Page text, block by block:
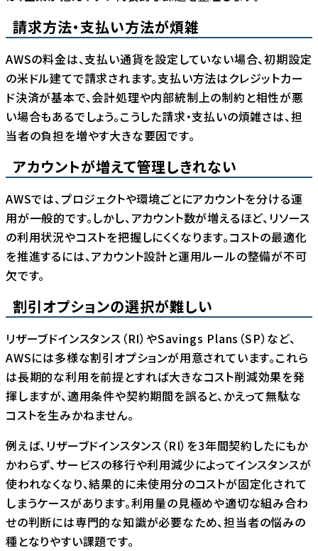
請求方法・支払い方法が煩雑
AWSの料金は、支払い通貨を設定していない場合、初期設定
の米ドル建てで請求されます。支払い方法はクレジットカー
ド決済が基本で、会計処理や内部統制上の制約と相性が悪
い場合もあるでしょう。こうした請求・支払いの煩雑さは、担
当者の負担を増やす大きな要因です。
アカウントが増えて管理しきれない
AWSでは、プロジェクトや環境ごとにアカウントを分ける運
用が一般的です。しかし、アカウント数が増えるほど、リソース
の利用状況やコストを把握しにくくなります。コストの最適化
を推進するには、アカウント設計と運用ルールの整備が不可
欠です。
割引オプションの選択が難しい
リザーブドインスタンス（RI）やSavings Plans（SP）など、
AWSには多様な割引オプションが用意されています。これら
は長期的な利用を前提とすれば大きなコスト削減効果を発
揮しますが、適用条件や契約期間を誤ると、かえって無駄な
コストを生みかねません。
例えば、リザーブドインスタンス（RI）を3年間契約したにもか
かわらず、サービスの移行や利用減少によってインスタンスが
使われなくなり、結果的に未使用分のコストが固定化されて
しまうケースがあります。利用量の見極めや適切な組み合わ
せの判断には専門的な知識が必要なため、担当者の悩みの
種となりやすい課題です。